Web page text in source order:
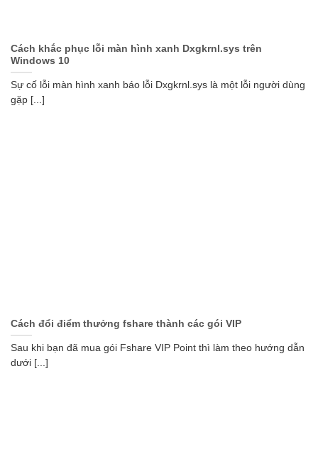
Cách khắc phục lỗi màn hình xanh Dxgkrnl.sys trên
Windows 10
Sự cố lỗi màn hình xanh báo lỗi Dxgkrnl.sys là một lỗi người dùng
gặp [...]
Cách đổi điểm thưởng fshare thành các gói VIP
Sau khi bạn đã mua gói Fshare VIP Point thì làm theo hướng dẫn
dưới [...]